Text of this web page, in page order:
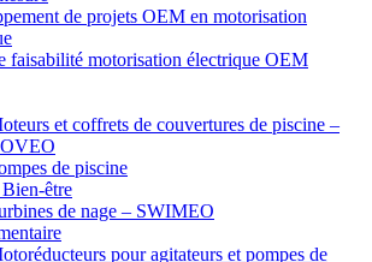
de projets OEM en motorisation
faisabilité motorisation électrique OEM
et coffrets de couvertures de piscine –
de piscine
être
de nage – SWIMEO
pour agitateurs et pompes de